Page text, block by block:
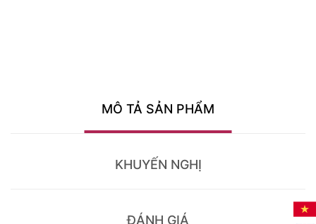
MÔ TẢ SẢN PHẨM
KHUYẾN NGHỊ
ĐÁNH GIÁ